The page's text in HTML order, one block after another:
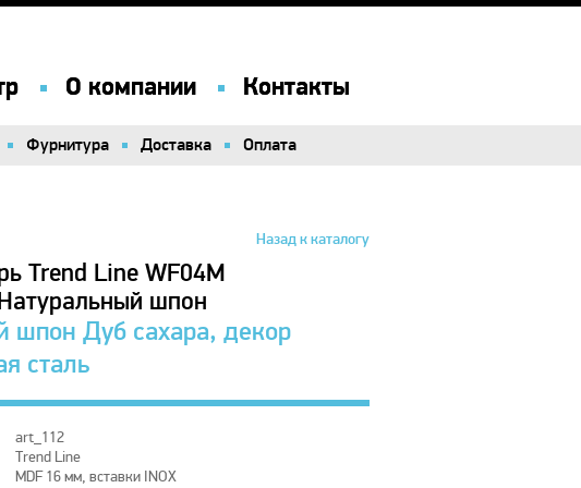
О компании Контакты
О компании Контакты
Фурнитура Доставка Оплата
Фурнитура Доставка Оплата
Назад к каталогу
Trend Line WF04M
шпон
шпон Дуб сахара, декор
сталь
art_112
Trend Line
MDF 16 мм, вставки INOX